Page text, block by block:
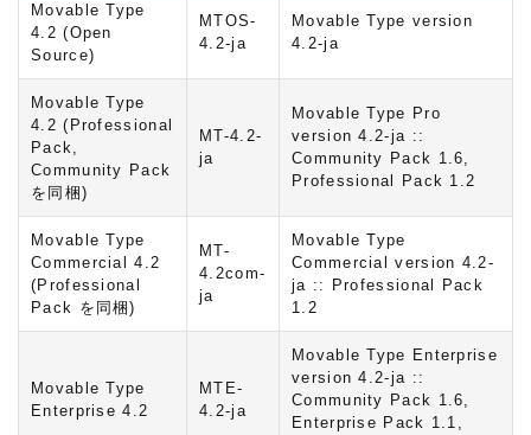
Movable Type
4.2(Open
Source)
MTOS-
4.2-ja
Movable Type version
4.2-ja
Movable Type
4.2(Professional
Pack,
Community Pack
を同梱)
MT-4.2-
ja
Movable Type Pro
version 4.2-ja ::
Community Pack 1.6,
Professional Pack 1.2
Movable Type
Commercial 4.2
(Professional
Pack を同梱)
MT-
4.2com-
ja
Movable Type
Commercial version 4.2-
ja :: Professional Pack
1.2
Movable Type
Enterprise 4.2
MTE-
4.2-ja
Movable Type Enterprise
version 4.2-ja ::
Community Pack 1.6,
Enterprise Pack 1.1,